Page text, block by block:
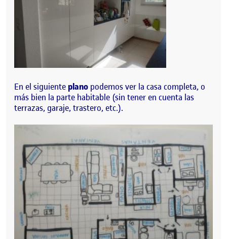
En el siguiente plano podemos ver la casa completa, o
más bien la parte habitable (sin tener en cuenta las
terrazas, garaje, trastero, etc.).